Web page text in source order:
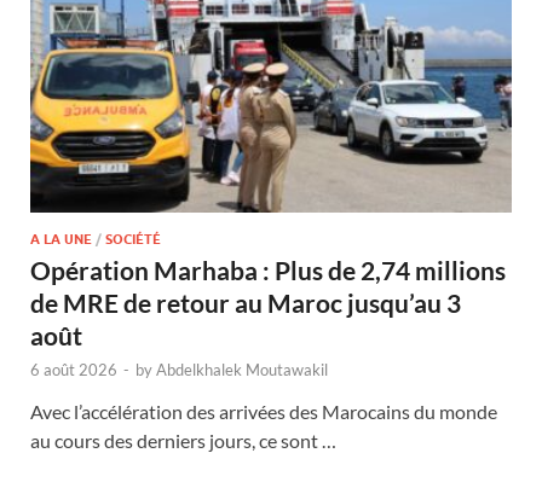
A LA UNE / SOCIÉTÉ
Opération Marhaba : Plus de 2,74 millions
de MRE de retour au Maroc jusqu’au 3
août
6 août 2026 - byAbdelkhalek Moutawakil
Avec l’accélération des arrivées des Marocains du monde
au cours des derniers jours, ce sont …